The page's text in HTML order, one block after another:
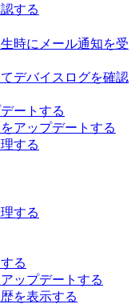
する
時にメール通知を受
デバイスログを確認
ートする
アップデートする
する
する
る
ップデートする
を表示する